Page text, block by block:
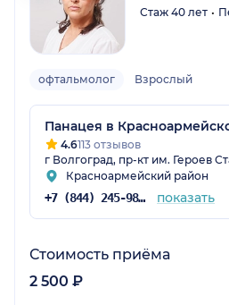
Стаж 40 лет
офтальмолог Взрослый
Панацея в
4.6113 отзывов
г Волгоград, пр-кт им. Героев
Красноармейский район
+7 (844) 245-98-04 показать
Стоимость приёма
2 500 ₽